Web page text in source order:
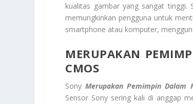
kualitas gambar yang sangat tinggi.
memungkinkan pengguna untuk
smartphone atau komputer,
MERUPAKAN
CMOS
SonyMerupakan Pemimpin Dalam
Sensor Sony sering kali di anggap